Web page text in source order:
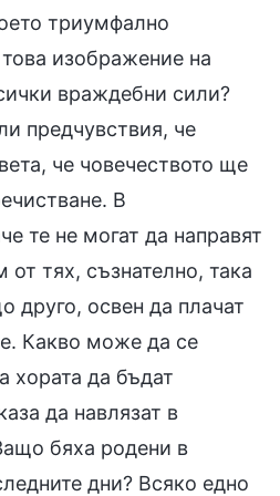
триумфално
изображение на
враждебни сили?
предчувствия, че
че човечеството ще
В
те не могат да направят
от тях, съзнателно, така
друго, освен да плачат
Какво може да се
хората да бъдат
да навлязат в
бяха родени в
дни? Всяко едно